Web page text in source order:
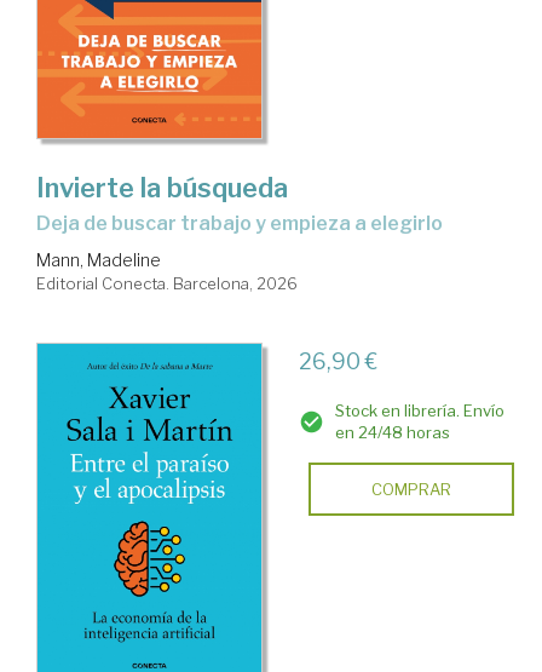
Invierte la búsqueda
Deja de buscar trabajo y empieza a elegirlo
Mann, Madeline
Editorial Conecta. Barcelona, 2026
26,90 €
Stock en librería. Envío
en 24/48 horas
COMPRAR